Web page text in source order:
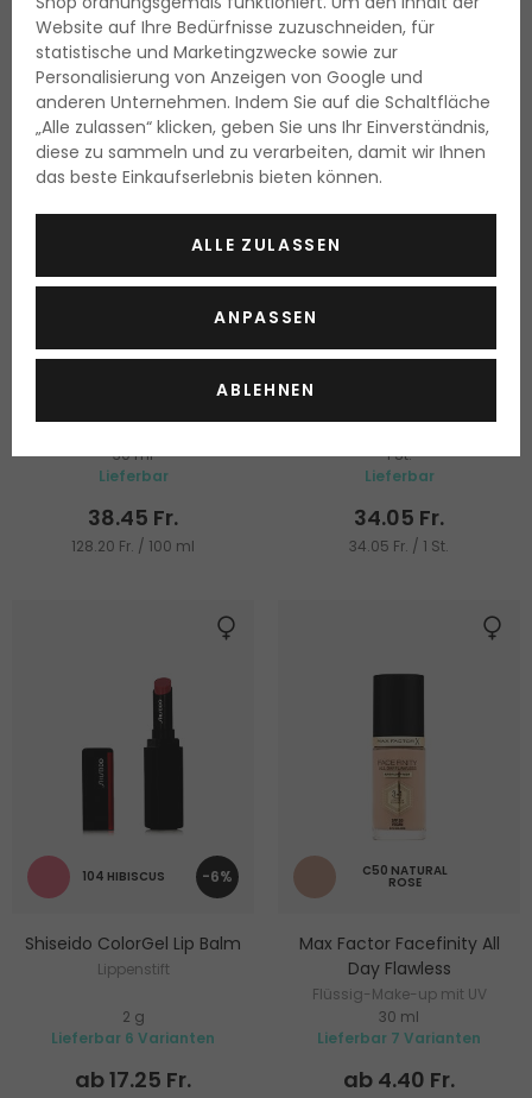
Estée Lauder Double Wear
30 ml
Lieferbar
38.45 Fr.
128.20 Fr. / 100 ml
Shiseido Daiya Fude Face
1 St.
Lieferbar
34.05 Fr.
34.05 Fr. / 1 St.
-6%
104 HIBISCUS
Shiseido ColorGel Lip Balm
Lippenstift
2 g
Lieferbar 6 Varianten
ab 17.25 Fr.
C50 NATURAL
ROSE
Max Factor Facefinity All
Day Flawless
Flüssig-Make-up mit UV
Schutz
30 ml
Lieferbar 7 Varianten
ab 4.40 Fr.
Website auf Ihre Bedürfnisse zuzuschneiden, für
statistische und Marketingzwecke sowie zur
Personalisierung von Anzeigen von Google und
anderen Unternehmen. Indem Sie auf die Schaltfläche
„Alle zulassen“ klicken, geben Sie uns Ihr Einverständnis,
diese zu sammeln und zu verarbeiten, damit wir Ihnen
das beste Einkaufserlebnis bieten können.
ALLE ZULASSEN
ANPASSEN
ABLEHNEN